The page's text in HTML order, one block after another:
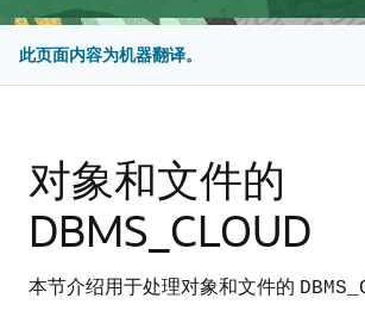
此页面内容为机器翻译。
对象和文件的
DBMS_CLOUD
本节介绍用于处理对象和文件的